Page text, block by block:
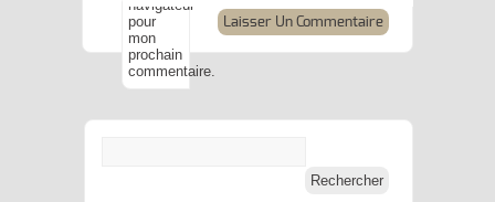
navigateur
pour
mon
prochain
commentaire.